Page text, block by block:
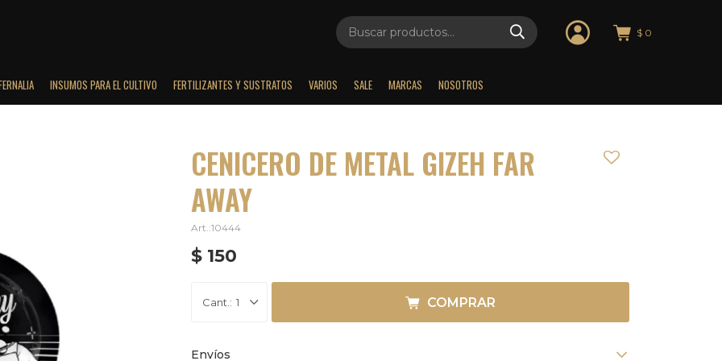
INSUMOS PARA EL CULTIVO FERTILIZANTES Y SUSTRATOS VARIOS SALE MARCAS NOSOTROS
$ 0
CENICERO DE METAL GIZEH FAR
AWAY
10444
$ 150
1 COMPRAR
Envíos